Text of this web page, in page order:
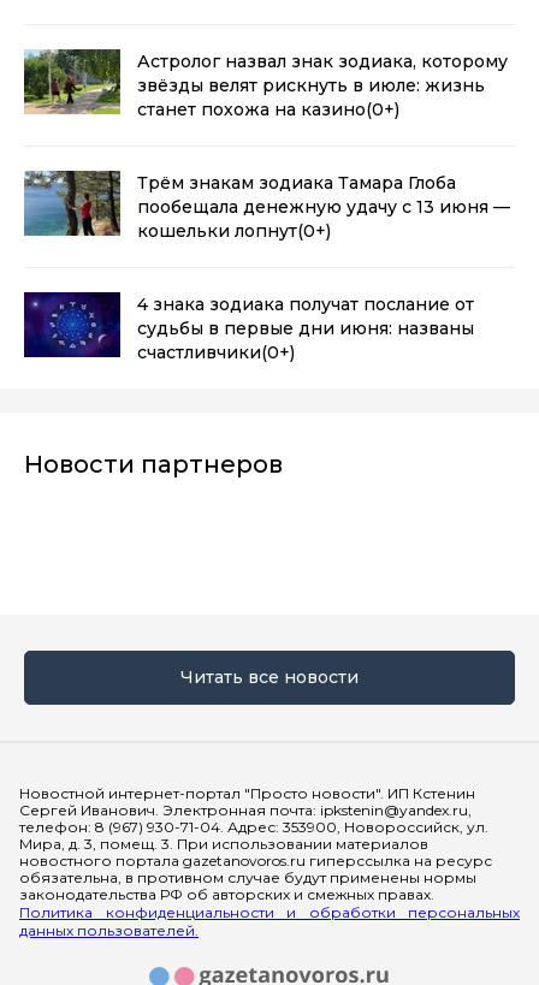
Астролог назвал знак зодиака, которому
звёзды велят рискнуть в июле: жизнь
станет похожа на казино(0+)
Трём знакам зодиака Тамара Глоба
пообещала денежную удачу с 13 июня —
кошельки лопнут(0+)
4 знака зодиака получат послание от
судьбы в первые дни июня: названы
счастливчики(0+)
Новости партнеров
Читать все новости
Новостной интернет-портал "Просто новости". ИП Кстенин
Сергей Иванович. Электронная почта: ipkstenin@yandex.ru,
телефон: 8 (967) 930-71-04. Адрес: 353900, Новороссийск, ул.
Мира, д. 3, помещ. 3. При использовании материалов
новостного портала gazetanovoros.ru гиперссылка на ресурс
обязательна, в противном случае будут применены нормы
законодательства РФ об авторских и смежных правах.
Политика конфиденциальности и обработки персональных
данных пользователей.